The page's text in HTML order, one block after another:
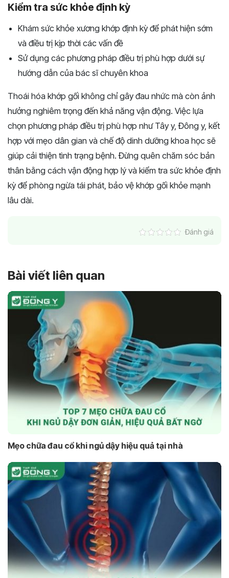
Kiểm tra sức khỏe định kỳ
Khám sức khỏe xương khớp định kỳ để phát hiện sớm
và điều trị kịp thời các vấn đề
Sử dụng các phương pháp điều trị phù hợp dưới sự
hướng dẫn của bác sĩ chuyên khoa
Thoái hóa khớp gối không chỉ gây đau nhức mà còn ảnh
hưởng nghiêm trọng đến khả năng vận động. Việc lựa
chọn phương pháp điều trị phù hợp như Tây y, Đông y, kết
hợp với mẹo dân gian và chế độ dinh dưỡng khoa học sẽ
giúp cải thiện tình trạng bệnh. Đừng quên chăm sóc bản
thân bằng cách vận động hợp lý và kiểm tra sức khỏe định
kỳ để phòng ngừa tái phát, bảo vệ khớp gối khỏe mạnh
lâu dài.
Đánh giá
Bài viết liên quan
Mẹo chữa đau cổ khi ngủ dậy hiệu quả tại nhà